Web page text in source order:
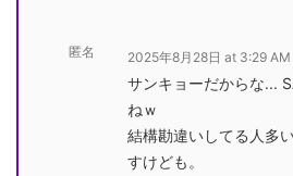
匿名 2025年8月28日 at 3:29 AM
サンキョーだからな...
ねｗ
結構勘違いしてる人多
すけども。